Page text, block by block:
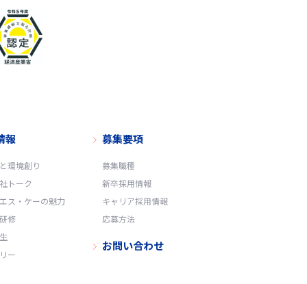
報
環境創り
トーク
ス・ケーの魅力
修
ー
募集要項
募集職種
新卒採用情報
キャリア採用情報
応募方法
お問い合わせ